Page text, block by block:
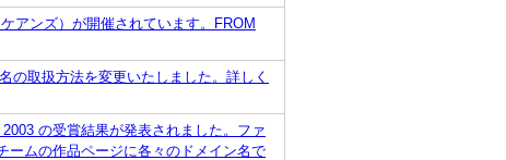
アンズ）が開催されています。FROM
の取扱方法を変更いたしました。詳しく
の受賞結果が発表されました。ファ
ームの作品ページに各々のドメイン名で